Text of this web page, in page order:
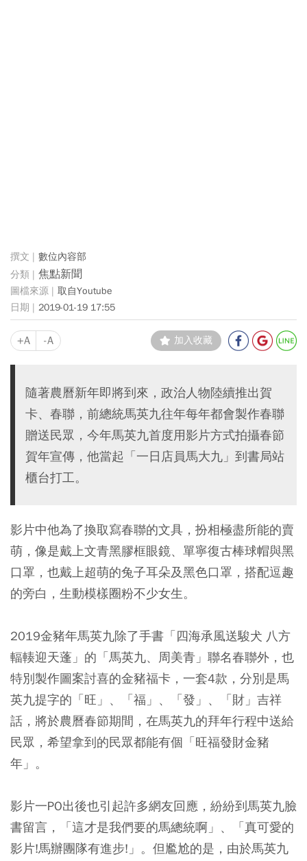
數位內容部
焦點新聞
取自Youtube
2019-01-19 17:55
+A -A 加入收藏
隨著農曆新年即將到來，政治人物陸續推出賀
卡、春聯，前總統馬英九往年每年都會製作春聯
贈送民眾，今年馬英九首度用影片方式拍攝春節
賀年宣傳，他當起「一日店員馬大九」到書局站
櫃台打工。
影片中他為了換取寫春聯的文具，扮相極盡所能的賣
萌，像是戴上文青黑膠框眼鏡、單寧復古棒球帽與黑
口罩，也戴上超萌的兔子耳朵及黑色口罩，搭配逗趣
的旁白，生動模樣圈粉不少女生。
2019金豬年馬英九除了手書「四海承風送駿犬 八方
輻輳迎天蓬」的「馬英九、周美青」聯名春聯外，也
特別製作圖案討喜的金豬福卡，一套4款，分別是馬
英九提字的「旺」、「福」、「發」、「財」吉祥
話，將於農曆春節期間，在馬英九的拜年行程中送給
民眾，希望拿到的民眾都能有個「旺福發財金豬
年」。
影片一PO出後也引起許多網友回應，紛紛到馬英九臉
書留言，「這才是我們要的馬總統啊」、「真可愛的
影片!馬辦團隊有進步!」。但尷尬的是，由於馬英九